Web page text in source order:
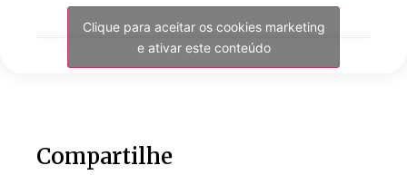
Clique para aceitar os cookies marketing
e ativar este conteúdo
Compartilhe